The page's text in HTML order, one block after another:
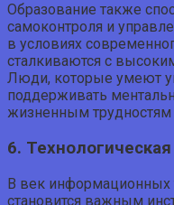
Образование также
самоконтроля и
в условиях
сталкиваются с
Люди, которые умеют
поддерживать
жизненным трудностям
6.
В век информационных
становится важным